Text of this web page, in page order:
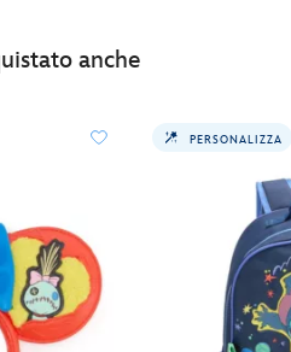
anche
PERSONALIZZA